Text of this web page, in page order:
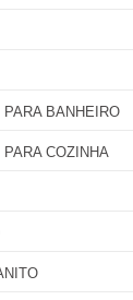
BANHEIRO
COZINHA